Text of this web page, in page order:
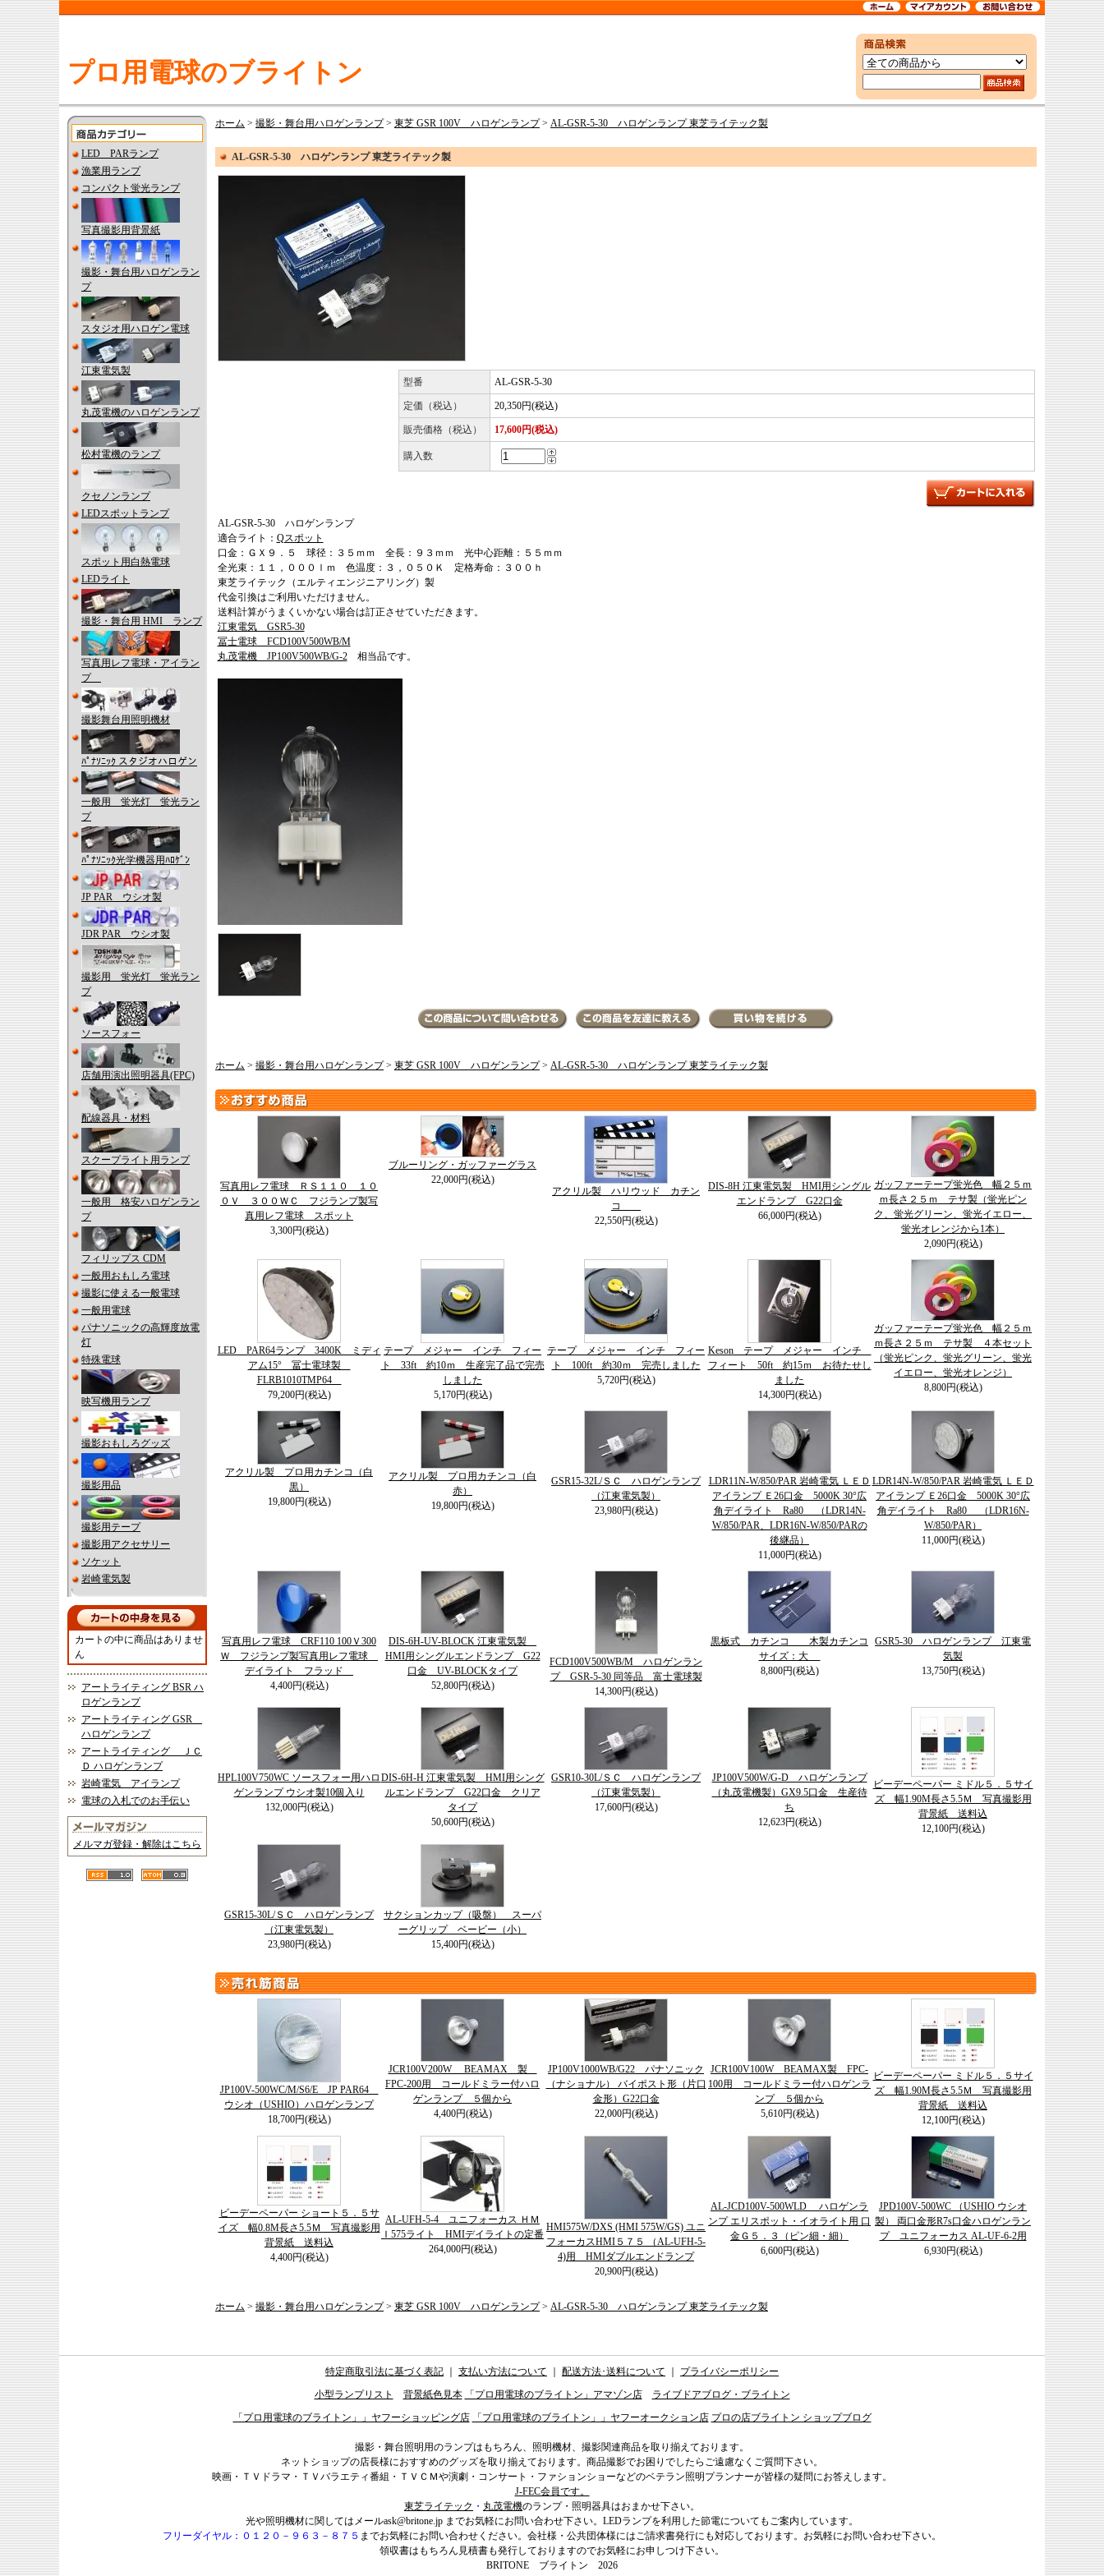
プロ用電球のブライトン
LED PARランプ
漁業用ランプ
コンパクト蛍光ランプ
写真撮影用背景紙
撮影・舞台用ハロゲンラン
プ
スタジオ用ハロゲン電球
江東電気製
丸茂電機のハロゲンランプ
松村電機のランプ
クセノンランプ
LEDスポットランプ
スポット用白熱電球
LEDライト
撮影・舞台用 HMI ランプ
写真用レフ電球・アイラン
プ
撮影舞台用照明機材
ﾊﾟﾅｿﾆｯｸ スタジオハロゲン
一般用 蛍光灯 蛍光ラン
プ
ﾊﾟﾅｿﾆｯｸ光学機器用ﾊﾛｹﾞﾝ
JP PAR ウシオ製
JDR PAR ウシオ製
撮影用 蛍光灯 蛍光ラン
プ
ソースフォー
店舗用演出照明器具(FPC)
配線器具・材料
スクープライト用ランプ
一般用 格安ハロゲンラン
プ
フィリップス CDM
一般用おもしろ電球
撮影に使える一般電球
一般用電球
パナソニックの高輝度放電
灯
特殊電球
映写機用ランプ
撮影おもしろグッズ
撮影用品
撮影用テープ
撮影用アクセサリー
ソケット
岩崎電気製
カートの中に商品はありませ
ん
アートライティング BSR ハ
ロゲンランプ
アートライティング GSR
ハロゲンランプ
アートライティング ＪＣ
Ｄ ハロゲンランプ
岩崎電気 アイランプ
電球の入札でのお手伝い
メルマガ登録・解除はこちら
ホーム > 撮影・舞台用ハロゲンランプ> 東芝 GSR 100V ハロゲンランプ> AL-GSR-5-30 ハロゲンランプ 東芝ライテック製
AL-GSR-5-30 ハロゲンランプ 東芝ライテック製
型番 AL-GSR-5-30
定価（税込） 20,350円(税込)
販売価格（税込） 17,600円(税込)
購入数
AL-GSR-5-30 ハロゲンランプ
適合ライト： Qスポット
口金：ＧＸ９．５ 球径：３５ｍｍ 全長：９３ｍｍ 光中心距離：５５ｍｍ
全光束：１１，０００ｌｍ 色温度：３，０５０Ｋ 定格寿命：３００ｈ
東芝ライテック（エルティエンジニアリング）製
代金引換はご利用いただけません。
送料計算がうまくいかない場合は訂正させていただきます。
江東電気 GSR5-30
冨士電球 FCD100V500WB/M
丸茂電機 JP100V500WB/G-2相当品です。
ホーム > 撮影・舞台用ハロゲンランプ> 東芝 GSR 100V ハロゲンランプ> AL-GSR-5-30 ハロゲンランプ 東芝ライテック製
写真用レフ電球 ＲＳ１１０ １０
０Ｖ ３００ＷＣ フジランプ製写
真用レフ電球 スポット
3,300円(税込)
ブルーリング・ガッファーグラス
22,000円(税込)
アクリル製 ハリウッド カチン
コ
22,550円(税込)
DIS-8H 江東電気製 HMI用シングル
エンドランプ G22口金
66,000円(税込)
ガッファーテープ蛍光色 幅２５ｍ
ｍ長さ２５ｍ テサ製（蛍光ピン
ク、蛍光グリーン、蛍光イエロー、
蛍光オレンジから1本）
2,090円(税込)
LED PAR64ランプ 3400K ミディ
アム15° 冨士電球製
FLRB1010TMP64
79,200円(税込)
テープ メジャー インチ フィー
ト 33ft 約10ｍ 生産完了品で完売
しました
5,170円(税込)
テープ メジャー インチ フィー
ト 100ft 約30ｍ 完売しました
5,720円(税込)
Keson テープ メジャー インチ
フィート 50ft 約15ｍ お待たせし
ました
14,300円(税込)
ガッファーテープ蛍光色 幅２５ｍ
ｍ長さ２５ｍ テサ製 ４本セット
（蛍光ピンク、蛍光グリーン、蛍光
イエロー、蛍光オレンジ）
8,800円(税込)
アクリル製 プロ用カチンコ（白
黒）
19,800円(税込)
アクリル製 プロ用カチンコ（白
赤）
19,800円(税込)
GSR15-32L/ＳＣ ハロゲンランプ
（江東電気製）
23,980円(税込)
LDR11N-W/850/PAR 岩崎電気 ＬＥＤ
アイランプ Ｅ26口金 5000K 30°広
角デイライト Ra80 （LDR14N-
W/850/PAR、LDR16N-W/850/PARの
後継品）
11,000円(税込)
LDR14N-W/850/PAR 岩崎電気 ＬＥＤ
アイランプ Ｅ26口金 5000K 30°広
角デイライト Ra80 （LDR16N-
W/850/PAR）
11,000円(税込)
写真用レフ電球 CRF110 100Ｖ300
Ｗ フジランプ製写真用レフ電球
デイライト フラッド
4,400円(税込)
DIS-6H-UV-BLOCK 江東電気製
HMI用シングルエンドランプ G22
口金 UV-BLOCKタイプ
52,800円(税込)
FCD100V500WB/M ハロゲンラン
プ GSR-5-30 同等品 富士電球製
14,300円(税込)
黒板式 カチンコ 木製カチンコ
サイズ：大
8,800円(税込)
GSR5-30 ハロゲンランプ 江東電
気製
13,750円(税込)
HPL100V750WC ソースフォー用ハロ
ゲンランプ ウシオ製10個入り
132,000円(税込)
DIS-6H-H 江東電気製 HMI用シング
ルエンドランプ G22口金 クリア
タイプ
50,600円(税込)
GSR10-30L/ＳＣ ハロゲンランプ
（江東電気製）
17,600円(税込)
JP100V500W/G-D ハロゲンランプ
（丸茂電機製）GX9.5口金 生産待
ち
12,623円(税込)
ビーデーペーパー ミドル５．５サイ
ズ 幅1.90M長さ5.5Ｍ 写真撮影用
背景紙 送料込
12,100円(税込)
GSR15-30L/ＳＣ ハロゲンランプ
（江東電気製）
23,980円(税込)
サクションカップ（吸盤） スーパ
ーグリップ ベービー（小）
15,400円(税込)
JP100V-500WC/M/S6/E JP PAR64
ウシオ（USHIO）ハロゲンランプ
18,700円(税込)
JCR100V200W BEAMAX 製
FPC-200用 コールドミラー付ハロ
ゲンランプ ５個から
4,400円(税込)
JP100V1000WB/G22 パナソニック
（ナショナル） バイポスト形（片口
金形）G22口金
22,000円(税込)
JCR100V100W BEAMAX製 FPC-
100用 コールドミラー付ハロゲンラ
ンプ ５個から
5,610円(税込)
ビーデーペーパー ミドル５．５サイ
ズ 幅1.90M長さ5.5Ｍ 写真撮影用
背景紙 送料込
12,100円(税込)
ビーデーペーパー ショート５．５サ
イズ 幅0.8M長さ5.5Ｍ 写真撮影用
背景紙 送料込
4,400円(税込)
AL-UFH-5-4 ユニフォーカス ＨＭ
Ｉ575ライト HMIデイライトの定番
264,000円(税込)
HMI575W/DXS (HMI 575W/GS) ユニ
フォーカスHMI５７５ （AL-UFH-5-
4)用 HMIダブルエンドランプ
20,900円(税込)
AL-JCD100V-500WLD ハロゲンラ
ンプ エリスポット・イオライト用 口
金Ｇ５．３（ピン細・細）
6,600円(税込)
JPD100V-500WC （USHIO ウシオ
製） 両口金形R7s口金ハロゲンラン
プ ユニフォーカス AL-UF-6-2用
6,930円(税込)
ホーム > 撮影・舞台用ハロゲンランプ> 東芝 GSR 100V ハロゲンランプ> AL-GSR-5-30 ハロゲンランプ 東芝ライテック製
特定商取引法に基づく表記 支払い方法について 配送方法･送料について
プライバシーポリシー
小型ランプリスト
背景紙色見本 「プロ用電球のブライトン」アマゾン店
ライブドアブログ・ブライトン
「プロ用電球のブライトン」」ヤフーショッピング店
「プロ用電球のブライトン」」ヤフーオークション店 プロの店ブライトン ショップブログ
撮影・舞台照明用のランプはもちろん、照明機材、撮影関連商品を取り揃えております。
ネットショップの店長様におすすめのグッズを取り揃えております。商品撮影でお困りでしたらご遠慮なくご質問下さい。
映画・ＴＶドラマ・ＴＶバラエティ番組・ＴＶＣＭや演劇・コンサート・ファションショーなどのベテラン照明プランナーが皆様の疑問にお答えします。
J-FEC会員です。
東芝ライテック ・ 丸茂電機のランプ・照明器具はおまかせ下さい。
光や照明機材に関してはメールask@britone.jp までお気軽にお問い合わせ下さい。LEDランプを利用した節電についてもご案内しています。
フリーダイヤル：０１２０－９６３－８７５ までお気軽にお問い合わせください。会社様・公共団体様にはご請求書発行にも対応しております。お気軽にお問い合わせ下さい。
領収書はもちろん見積書も発行しておりますのでお気軽にお申しつけ下さい。
BRITONE ブライトン 2026